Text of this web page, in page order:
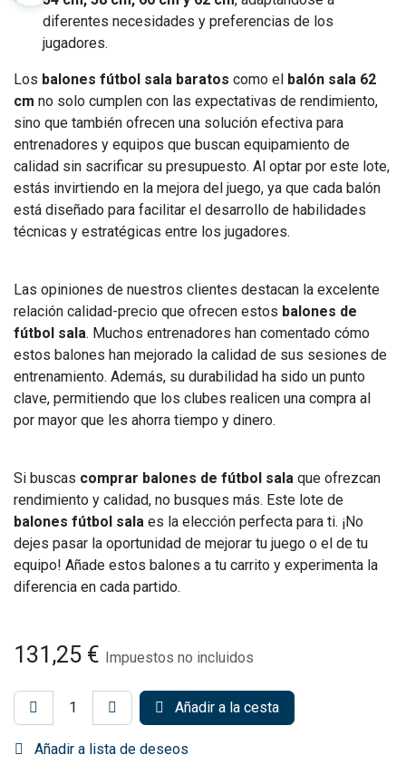
diferentes necesidades y preferencias de los
jugadores.
Los balones fútbol sala baratos como el balón sala 62
cm no solo cumplen con las expectativas de rendimiento,
sino que también ofrecen una solución efectiva para
entrenadores y equipos que buscan equipamiento de
calidad sin sacrificar su presupuesto. Al optar por este lote,
estás invirtiendo en la mejora del juego, ya que cada balón
está diseñado para facilitar el desarrollo de habilidades
técnicas y estratégicas entre los jugadores.
Las opiniones de nuestros clientes destacan la excelente
relación calidad-precio que ofrecen estos balones de
fútbol sala. Muchos entrenadores han comentado cómo
estos balones han mejorado la calidad de sus sesiones de
entrenamiento. Además, su durabilidad ha sido un punto
clave, permitiendo que los clubes realicen una compra al
por mayor que les ahorra tiempo y dinero.
Si buscas comprar balones de fútbol sala que ofrezcan
rendimiento y calidad, no busques más. Este lote de
balones fútbol sala es la elección perfecta para ti. ¡No
dejes pasar la oportunidad de mejorar tu juego o el de tu
equipo! Añade estos balones a tu carrito y experimenta la
diferencia en cada partido.
131,25 € Impuestos no incluidos
Añadir a la cesta
Añadir a lista de deseos